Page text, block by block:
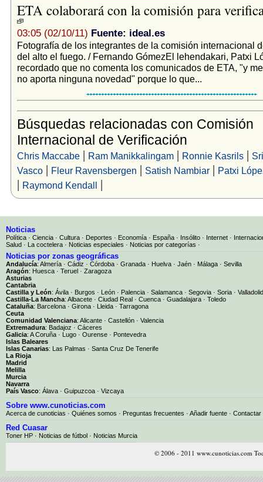
ETA colaborará con la comisión para
03:05 (02/10/11) Fuente: ideal.es
Fotografía de los integrantes de la comisión internacional
del alto el fuego. / Fernando GómezEl lehendakari, Patxi
recordado que no comenta los comunicados de ETA, "y
no aporta ninguna novedad" porque lo que...
Búsquedas relacionadas con Comisión
Internacional de Verificación
Chris Maccabe| Ram Manikkalingam| Ronnie Kasrils|
Vasco| Fleur Ravensbergen | Satish Nambiar| Patxi
| Raymond Kendall |
Noticias
Política · Ciencia · Cultura · Deportes · Economía · España · Insólito · Internet ·
Salud · La coctelera · Noticias especiales · Noticias por categorías ·
Noticias por zonas geográficas
Andalucía: Almería · Cádiz · Córdoba · Granada · Huelva · Jaén · Málaga · Sevilla
Aragón: Huesca · Teruel · Zaragoza
Asturias
Cantabria
Castilla y León: Ávila · Burgos · León · Palencia · Salamanca · Segovia · Soria · Valladolid
Castilla-La Mancha: Albacete · Ciudad Real · Cuenca · Guadalajara · Toledo
Cataluña: Barcelona · Girona · Lleida · Tarragona
Ceuta
Comunidad Valenciana: Alicante · Castellón · Valencia
Extremadura: Badajoz · Cáceres
Galicia: A Coruña · Lugo · Ourense · Pontevedra
Islas Baleares
Islas Canarias: Las Palmas · Santa Cruz De Tenerife
La Rioja
Madrid
Melilla
Murcia
Navarra
País Vasco: Álava · Guipuzcoa · Vizcaya
Sobre www.cunoticias.com
Acerca de cunoticias · Quiénes somos · Preguntas frecuentes · Añadir fuente · Contactar
Red Cuasar
Toner HP · Noticias de fútbol · Noticias Murcia
© 2006 - 2011 www.cunoticias.com